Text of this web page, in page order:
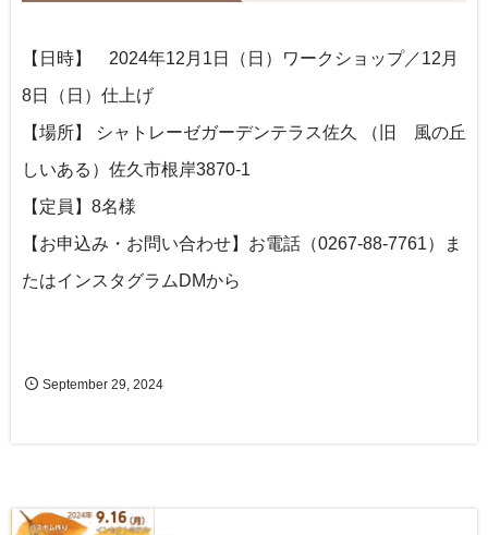
【日時】 2024年12月1日（日）ワークショップ／12月
8日（日）仕上げ
【場所】 シャトレーゼガーデンテラス佐久 （旧 風の丘
しいある）佐久市根岸3870‐1
【定員】8名様
【お申込み・お問い合わせ】お電話（0267-88-7761）ま
たはインスタグラムDMから
September 29 ,2024